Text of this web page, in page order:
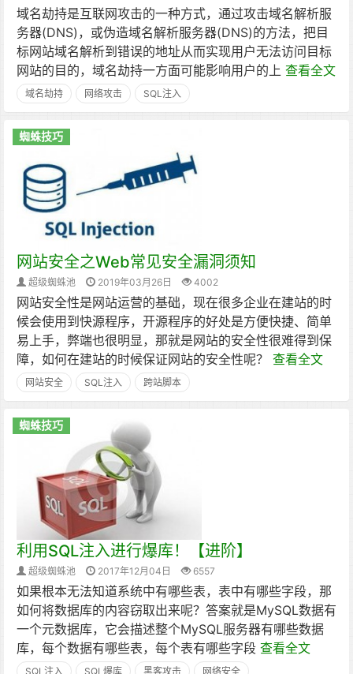
域名劫持是互联网攻击的一种方式，通过攻击域名解析服
务器(DNS)，或伪造域名解析服务器(DNS)的方法，把目
标网站域名解析到错误的地址从而实现用户无法访问目标
网站的目的，域名劫持一方面可能影响用户的上 查看全文
域名劫持 网络攻击 SQL注入
蜘蛛技巧
网站安全之Web常见安全漏洞须知
超级蜘蛛池 2019年03月26日 4002
网站安全性是网站运营的基础，现在很多企业在建站的时
候会使用到快源程序，开源程序的好处是方便快捷、简单
易上手，弊端也很明显，那就是网站的安全性很难得到保
障，如何在建站的时候保证网站的安全性呢？ 查看全文
网站安全 SQL注入 跨站脚本
蜘蛛技巧
利用SQL注入进行爆库！【进阶】
超级蜘蛛池 2017年12月04日 6557
如果根本无法知道系统中有哪些表，表中有哪些字段，那
如何将数据库的内容窃取出来呢？答案就是MySQL数据有
一个元数据库，它会描述整个MySQL服务器有哪些数据
库，每个数据有哪些表，每个表有哪些字段 查看全文
SQL注入 SQL爆库 黑客攻击 网络安全